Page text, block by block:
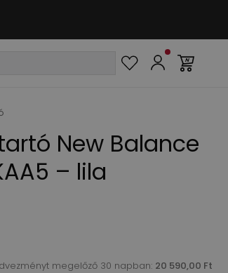
New Balance
– lila
megelőző 30 napban: 20 590,00 Ft